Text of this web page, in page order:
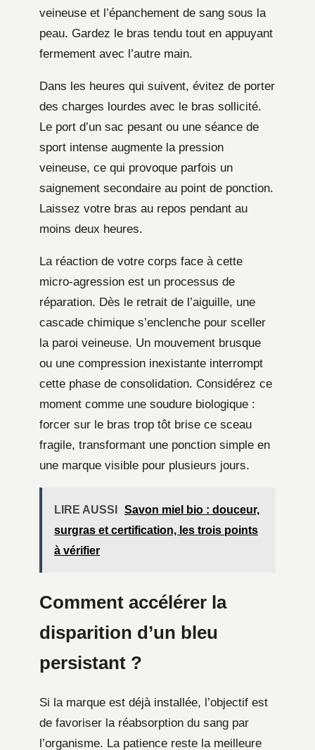
veineuse et l’épanchement de sang sous la
peau. Gardez le bras tendu tout en appuyant
fermement avec l’autre main.
Dans les heures qui suivent, évitez de porter
des charges lourdes avec le bras sollicité.
Le port d’un sac pesant ou une séance de
sport intense augmente la pression
veineuse, ce qui provoque parfois un
saignement secondaire au point de ponction.
Laissez votre bras au repos pendant au
moins deux heures.
La réaction de votre corps face à cette
micro-agression est un processus de
réparation. Dès le retrait de l’aiguille, une
cascade chimique s’enclenche pour sceller
la paroi veineuse. Un mouvement brusque
ou une compression inexistante interrompt
cette phase de consolidation. Considérez ce
moment comme une soudure biologique :
forcer sur le bras trop tôt brise ce sceau
fragile, transformant une ponction simple en
une marque visible pour plusieurs jours.
LIRE AUSSI
Savon miel bio : douceur,
surgras et certification, les trois points
à vérifier
Comment accélérer la
disparition d’un bleu
persistant ?
Si la marque est déjà installée, l’objectif est
de favoriser la réabsorption du sang par
l’organisme. La patience reste la meilleure